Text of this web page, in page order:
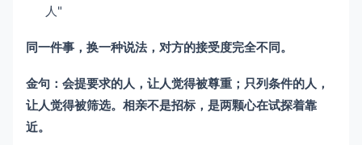
人"
同一件事，换一种说法，对方的接受度完全不同。
金句：会提要求的人，让人觉得被尊重；只列条件的人，
让人觉得被筛选。相亲不是招标，是两颗心在试探着靠
近。